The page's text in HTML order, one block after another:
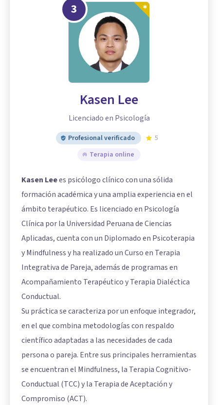
3
Kasen Lee
Licenciado en Psicología
Profesional verificado
5
Terapia online
Kasen Leees psicólogo clínico con una sólida
formación académica y una amplia experiencia en el
ámbito terapéutico. Es licenciado en Psicología
Clínica por la Universidad Peruana de Ciencias
Aplicadas, cuenta con un Diplomado en Psicoterapia
y Mindfulness y ha realizado un Curso en Terapia
Integrativa de Pareja, además de programas en
Acompañamiento Terapéutico y Terapia Dialéctica
Conductual.
Su práctica se caracteriza por un enfoque integrador,
en el que combina metodologías con respaldo
científico adaptadas a las necesidades de cada
persona o pareja. Entre sus principales herramientas
se encuentran el Mindfulness, la Terapia Cognitivo-
Conductual (TCC) y la Terapia de Aceptación y
Compromiso (ACT).